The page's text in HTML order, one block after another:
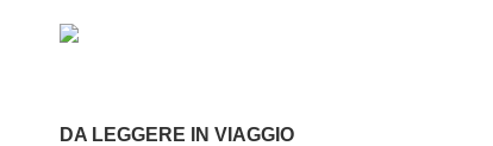
DA LEGGERE IN VIAGGIO